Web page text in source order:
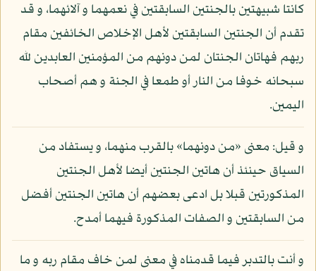
كانتا شبيهتين بالجنتين السابقتين في نعمهما و آلائهما، و قد
تقدم أن الجنتين السابقتين لأهل الإخلاص الخائفين مقام
ربهم فهاتان الجنتان لمن دونهم من المؤمنين العابدين لله
سبحانه خوفا من النار أو طمعا في الجنة و هم أصحاب
اليمين.
و قيل: معنى «من دونهما» بالقرب منهما، و يستفاد من
السياق حينئذ أن هاتين الجنتين أيضا لأهل الجنتين
المذكورتين قبلا بل ادعى بعضهم أن هاتين الجنتين أفضل
من السابقتين و الصفات المذكورة فيهما أمدح.
و أنت بالتدبر فيما قدمناه في معنى لمن خاف مقام ربه و ما